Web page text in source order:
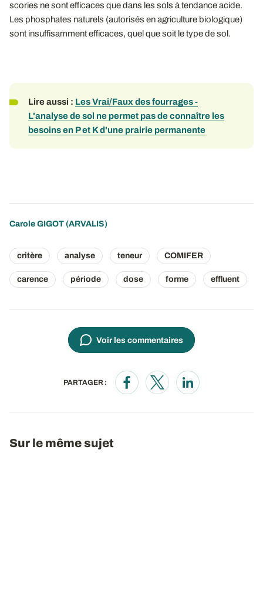
scories ne sont efficaces que dans les sols à tendance acide.
Les phosphates naturels (autorisés en agriculture biologique)
sont insuffisamment efficaces, quel que soit le type de sol.
Lire aussi : Les Vrai/Faux des fourrages -
L'analyse de sol ne permet pas de connaître les
besoins en P et K d'une prairie permanente
Carole GIGOT (ARVALIS)
critère analyse teneur COMIFER
carence période dose forme effluent
Voir les commentaires
PARTAGER :
Opens in a new window
Opens in a new window
Opens in a new
Sur le même sujet